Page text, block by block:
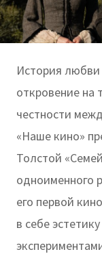
История любви
откровение на
честности
«Наше кино»
Толстой
одноименного
его первой
в себе